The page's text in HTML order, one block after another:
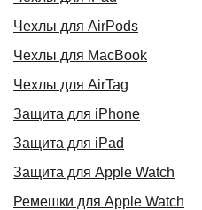
Чехлы для AirPods
Чехлы для MacBook
Чехлы для AirTag
Защита для iPhone
Защита для iPad
Защита для Apple Watch
Ремешки для Apple Watch